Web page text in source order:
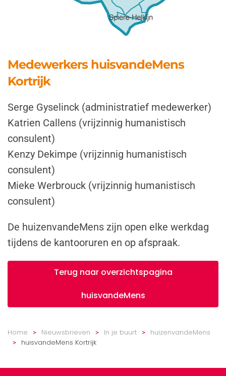
Medewerkers huisvandeMens
Kortrijk
Serge Gyselinck (administratief medewerker)
Katrien Callens (vrijzinnig humanistisch
consulent)
Kenzy Dekimpe (vrijzinnig humanistisch
consulent)
Mieke Werbrouck (vrijzinnig humanistisch
consulent)
De huizenvandeMens zijn open elke werkdag
tijdens de kantooruren en op afspraak.
Terug naar overzichtspagina
huisvandeMens
Home Nieuwsbrieven In je buurt
huizenvandeMens
huisvandeMens Kortrijk